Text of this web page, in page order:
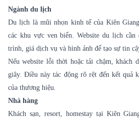
Ngành du lịch
Du lịch là mũi nhọn kinh tế của Kiên
các khu vực ven biển. Website du lịch
trình, giá dịch vụ và hình ảnh để tạo sự tin
Nếu website lỗi thời hoặc tải chậm, khách
giây. Điều này tác động rõ rệt đến kết quả
của thương hiệu.
Nhà hàng
Khách sạn, resort, homestay tại Kiên